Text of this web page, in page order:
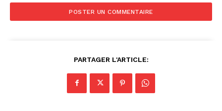
PARTAGER L'ARTICLE: